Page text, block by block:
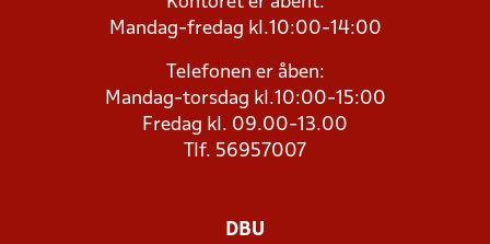
Mandag-fredag kl.10:00-14:00
Telefonen er åben:
Mandag-torsdag kl.10:00-15:00
Fredag kl. 09.00-13.00
Tlf. 56957007
DBU